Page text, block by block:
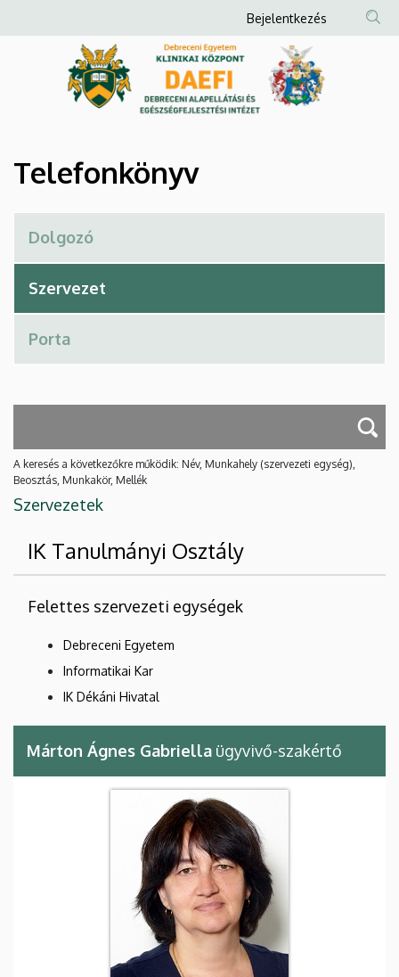
Debreceni
és
Egészségfejlesztési
Intézet
a
Anonim
Felhasználói
fiók
menüje
Bejelentkezés
Telefonkönyv
A keresés a következőkre működik: Név, Munkahely (szervezeti egység),
Beosztás, Munkakör, Mellék
Szervezetek
IK Tanulmányi Osztály
Felettes szervezeti egységek
Debreceni Egyetem
Informatikai Kar
IK Dékáni Hivatal
Márton Ágnes Gabriella ügyvivő-szakértő